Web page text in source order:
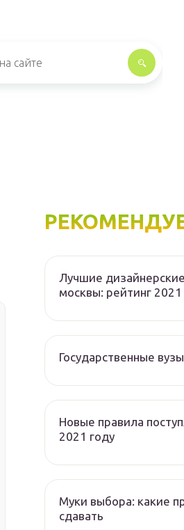
Лучшие
москвы: рейтинг 2021
Государственные
Новые правила
2021 году
Муки выбора: какие
сдавать